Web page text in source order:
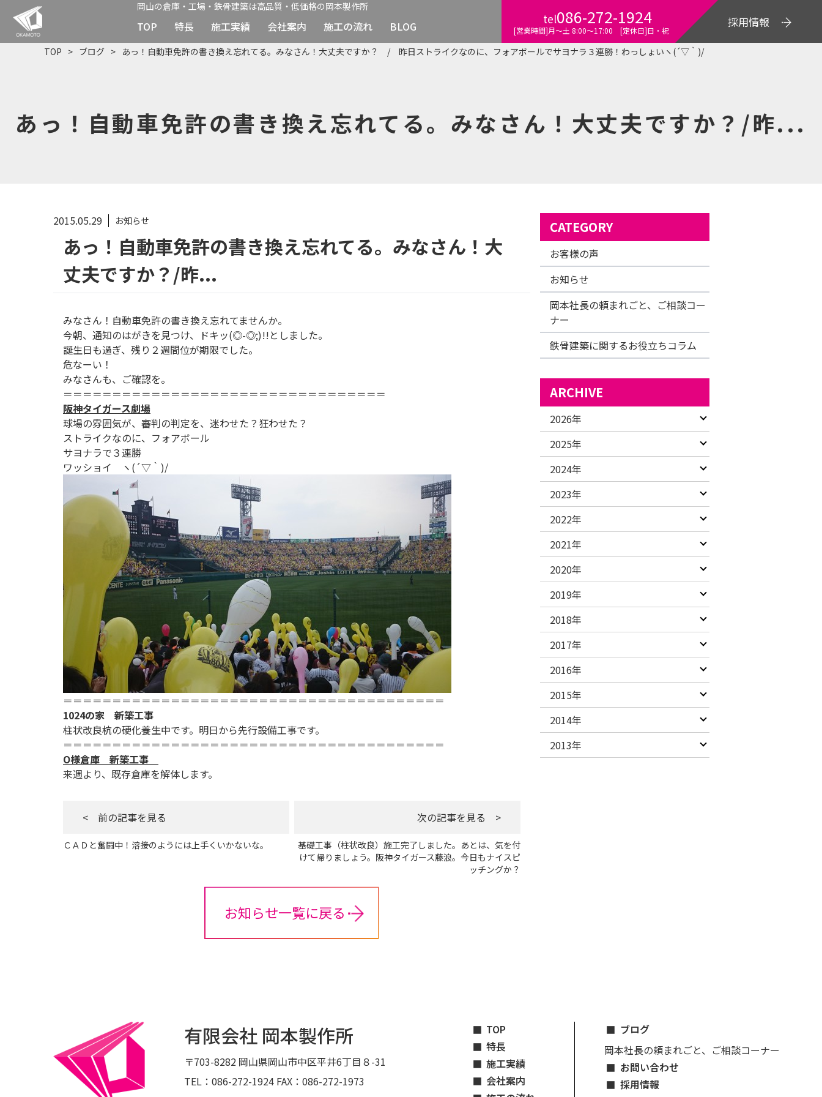
岡山の倉庫・工場・鉄骨建築は高品質・低価格の岡本製作所
TOP 特長 施工実績 会社案内 施工の流れ BLOG
tel086-272-1924
[営業時間]月～土 8:00〜17:00 [定休日]日・祝
採用情報
TOP ブログ あっ！自動車免許の書き換え忘れてる。みなさん！大丈夫ですか？ / 昨日ストライクなのに、フォアボールでサヨナラ３連勝！わっしょいヽ(´▽｀)/
あっ！自動車免許の書き換え忘れてる。みなさん！大丈夫ですか？/昨...
2015.05.29 お知らせ
あっ！自動車免許の書き換え忘れてる。みなさん！大
丈夫ですか？/昨...
みなさん！自動車免許の書き換え忘れてませんか。
今朝、通知のはがきを見つけ、ドキッ(◎-◎;)!!としました。
誕生日も過ぎ、残り２週間位が期限でした。
危なーい！
みなさんも、ご確認を。
＝＝＝＝＝＝＝＝＝＝＝＝＝＝＝＝＝＝＝＝＝＝＝＝＝＝＝＝＝＝＝＝＝
阪神タイガース劇場
球場の雰囲気が、審判の判定を、迷わせた？狂わせた？
ストライクなのに、フォアボール
サヨナラで３連勝
ワッショイ ヽ(´▽｀)/
＝＝＝＝＝＝＝＝＝＝＝＝＝＝＝＝＝＝＝＝＝＝＝＝＝＝＝＝＝＝＝＝＝＝＝＝＝＝＝
1024の家 新築工事
柱状改良杭の硬化養生中です。明日から先行設備工事です。
＝＝＝＝＝＝＝＝＝＝＝＝＝＝＝＝＝＝＝＝＝＝＝＝＝＝＝＝＝＝＝＝＝＝＝＝＝＝＝
O様倉庫 新築工事
来週より、既存倉庫を解体します。
< 前の記事を見る
ＣＡＤと奮闘中！溶接のようには上手くいかないな。
次の記事を見る >
基礎工事（柱状改良）施工完了しました。あとは、気を付
けて帰りましょう。阪神タイガース藤浪。今日もナイスピ
ッチングか？
お知らせ一覧に戻る
CATEGORY
お客様の声
お知らせ
岡本社長の頼まれごと、ご相談コー
ナー
鉄骨建築に関するお役立ちコラム
ARCHIVE
2026年
2025年
2024年
2023年
2022年
2021年
2020年
2019年
2018年
2017年
2016年
2015年
2014年
2013年
有限会社 岡本製作所
〒703-8282 岡山県岡山市中区平井6丁目８-31
TEL：086-272-1924 FAX：086-272-1973
TOP
特長
施工実績
会社案内
ブログ
岡本社長の頼まれごと、ご相談コーナー
お問い合わせ
採用情報